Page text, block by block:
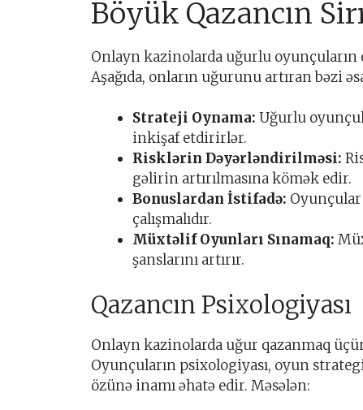
Böyük Qazancın
Onlayn kazinolarda uğurlu
Aşağıda, onların uğurunu artıran bəzi
Strateji Oynama: Uğurlu
inkişaf etdirirlər.
Risklərin Dəyərləndirilməsi:
gəlirin artırılmasına kömək edir.
Bonuslardan İstifadə:
çalışmalıdır.
Müxtəlif Oyunları Sınamaq:
şanslarını artırır.
Qazancın Psixologiyası
Onlayn kazinolarda uğur qazanmaq
Oyunçuların psixologiyası, oyun
özünə inamı əhatə edir. Məsələn: